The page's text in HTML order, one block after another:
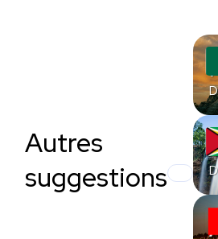
Autres
suggestions